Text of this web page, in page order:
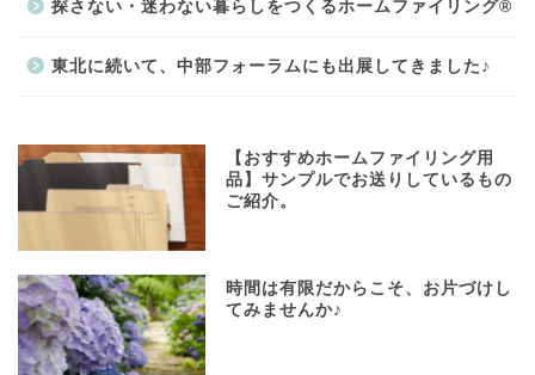
探さない・迷わない暮らしをつくるホームファイリング®
東北に続いて、中部フォーラムにも出展してきました♪
【おすすめホームファイリング用
品】サンプルでお送りしているもの
ご紹介。
時間は有限だからこそ、お片づけし
てみませんか♪